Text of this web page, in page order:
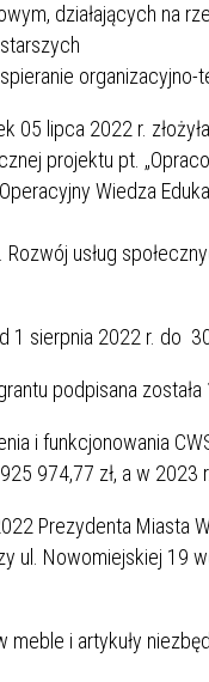
działających na
organizacyjno-
05 lipca 2022 r.
projektu pt.
Wiedza
2.8. Rozwój
1 sierpnia 2022 r. do
grantu
i funkcjonowania
974,77 zł, a w 2023 r.
Prezydenta Miasta
ul. Nowomiejskiej 19
meble i artykuły